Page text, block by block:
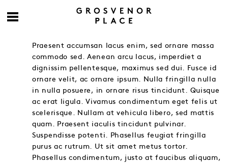
Praesent accumsan lacus enim, sed ornare massa
commodo sed. Aenean arcu lacus, imperdiet a
dignissim pellentesque, maximus sed dui. Fusce id
ornare velit, ac ornare ipsum. Nulla fringilla nulla
in nulla posuere, in ornare risus tincidunt. Quisque
ac erat ligula. Vivamus condimentum eget felis ut
scelerisque. Nullam at vehicula libero, sed mattis
quam. Praesent iaculis tincidunt pulvinar.
Suspendisse potenti. Phasellus feugiat fringilla
purus ac rutrum. Ut sit amet metus tortor.
Phasellus condimentum, justo at faucibus aliquam,